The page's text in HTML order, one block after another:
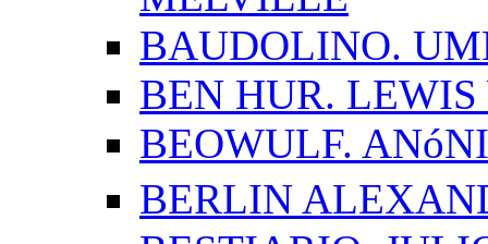
BAUDOLINO.
BEN HUR.
BEOWULF.
BERLIN